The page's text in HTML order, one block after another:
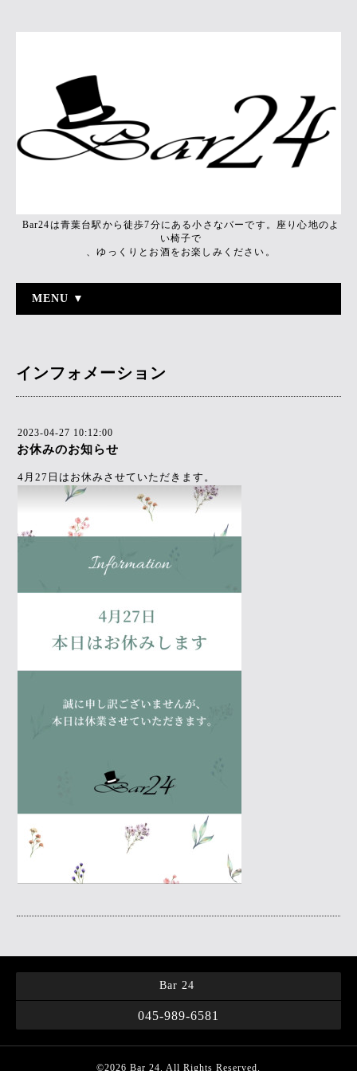
Bar24は青葉台駅から徒歩7分にある小さなバーです。座り心地のよ
い椅子で
、ゆっくりとお酒をお楽しみください。
MENU ▼
インフォメーション
2023-04-27 10:12:00
お休みのお知らせ
4月27日はお休みさせていただきます。
Bar 24
045-989-6581
©2026 Bar 24. All Rights Reserved.